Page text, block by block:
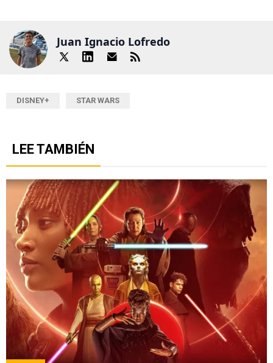
Juan Ignacio Lofredo
DISNEY+ STAR WARS
LEE TAMBIÉN